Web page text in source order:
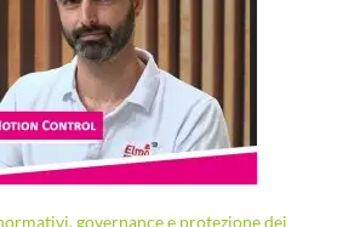
governance e protezione dei